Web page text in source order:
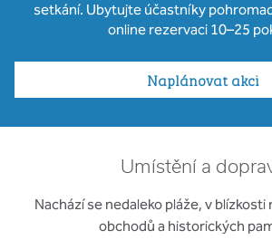
setkání. Ubytujte účastníky
online rezervaci 10–25
Naplánovat akci
Umístění a
Nachází se nedaleko pláže, v
obchodů a historických